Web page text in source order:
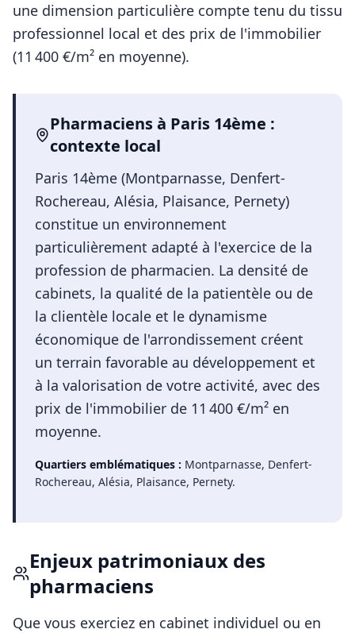
une dimension particulière compte tenu du tissu
professionnel local et des prix de l'immobilier
(11 400 €/m² en moyenne).
Pharmaciensà Paris 14ème :
contexte local
Paris 14ème (Montparnasse, Denfert-
Rochereau, Alésia, Plaisance, Pernety)
constitue un environnement
particulièrement adapté à l'exercice de la
profession de pharmacien. La densité de
cabinets, la qualité de la patientèle ou de
la clientèle locale et le dynamisme
économique de l'arrondissement créent
un terrain favorable au développement et
à la valorisation de votre activité, avec des
prix de l'immobilier de 11 400 €/m² en
moyenne.
Quartiers emblématiques : Montparnasse, Denfert-
Rochereau, Alésia, Plaisance, Pernety.
Enjeux patrimoniaux des
pharmaciens
Que vous exerciez en cabinet individuel ou en